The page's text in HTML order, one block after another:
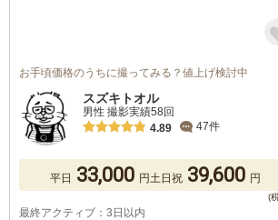
お手頃価格のうちに撮ってみる？値上げ検討中
スズキトオル
男性 撮影実績58回
4.89
47件
平日 33,000 円土日祝 39,600 円
最終アクティブ：3日以内